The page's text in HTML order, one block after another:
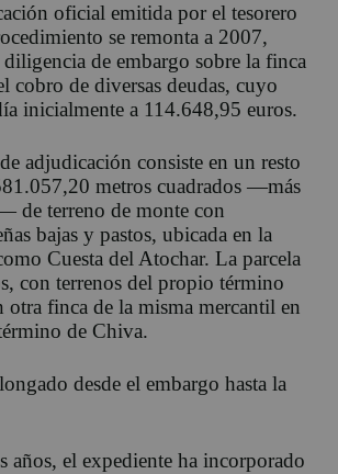
oficial emitida por el tesorero
se remonta a 2007,
de embargo sobre la finca
cobro de diversas deudas, cuyo
inicialmente a 114.648,95 euros.
adjudicación consiste en un resto
metros cuadrados —más
de terreno de monte con
bajas y pastos, ubicada en la
Cuesta del Atochar. La parcela
con terrenos del propio término
finca de la misma mercantil en
de Chiva.
desde el embargo hasta la
años, el expediente ha incorporado